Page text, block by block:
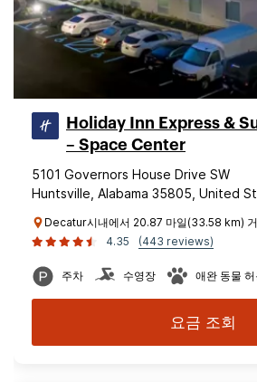
Holiday Inn Express &
– Space Center
5101 Governors House Drive SW
Huntsville, Alabama 35805, United
Decatur시내에서 20.87 마일(33.58 km)
4.35
(443 reviews)
주차 수영장 애완 동물 허
요금 조회